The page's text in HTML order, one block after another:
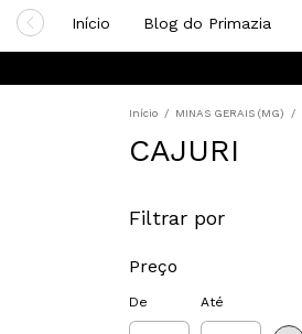
Início Blog do Primazia
Início / MINAS GERAIS (MG) /
CAJURI
Filtrar por
Preço
De Até